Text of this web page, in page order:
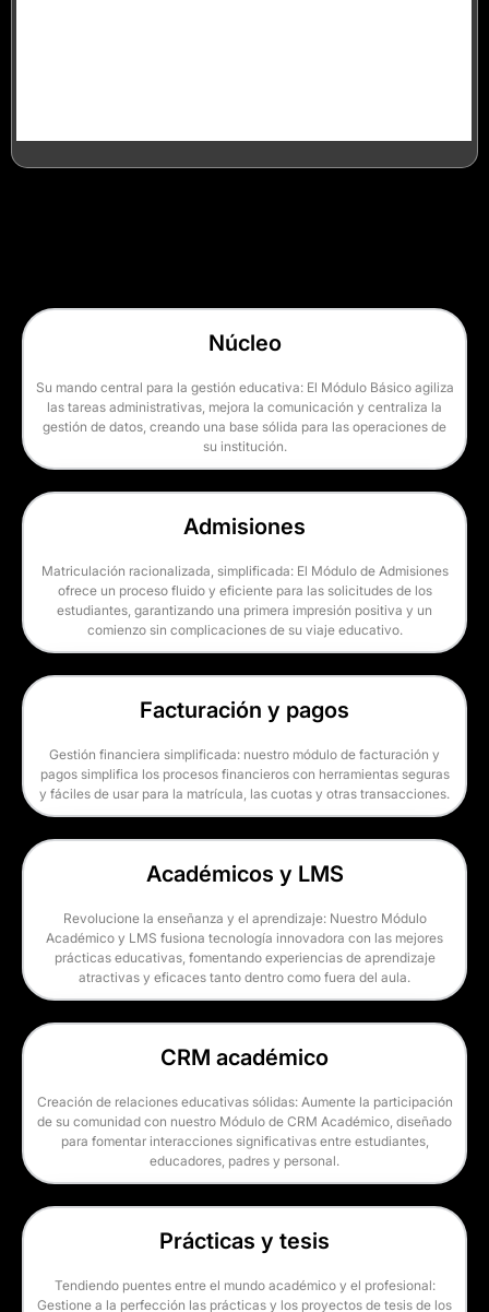
Núcleo
Su mando central para la gestión educativa: El Módulo Básico agiliza
las tareas administrativas, mejora la comunicación y centraliza la
gestión de datos, creando una base sólida para las operaciones de
su institución.
Admisiones
Matriculación racionalizada, simplificada: El Módulo de Admisiones
ofrece un proceso fluido y eficiente para las solicitudes de los
estudiantes, garantizando una primera impresión positiva y un
comienzo sin complicaciones de su viaje educativo.
Facturación y pagos
Gestión financiera simplificada: nuestro módulo de facturación y
pagos simplifica los procesos financieros con herramientas seguras
y fáciles de usar para la matrícula, las cuotas y otras transacciones.
Académicos y LMS
Revolucione la enseñanza y el aprendizaje: Nuestro Módulo
Académico y LMS fusiona tecnología innovadora con las mejores
prácticas educativas, fomentando experiencias de aprendizaje
atractivas y eficaces tanto dentro como fuera del aula.
CRM académico
Creación de relaciones educativas sólidas: Aumente la participación
de su comunidad con nuestro Módulo de CRM Académico, diseñado
para fomentar interacciones significativas entre estudiantes,
educadores, padres y personal.
Prácticas y tesis
Tendiendo puentes entre el mundo académico y el profesional:
Gestione a la perfección las prácticas y los proyectos de tesis de los